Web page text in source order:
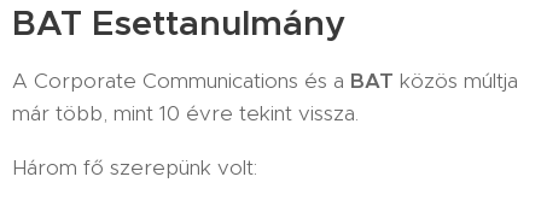
BAT Esettanulmány
A Corporate Communications és a BAT közös múltja
már több, mint 10 évre tekint vissza.
Három fő szerepünk volt: